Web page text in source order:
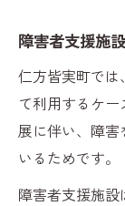
障害者支援施
仁方皆実町では
て利用するケ
展に伴い、障
いるためです。
障害者支援施